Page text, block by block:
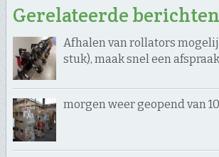
Gerelateerde berichten
Afhalen van rollators
stuk), maak snel een
morgen weer geopend van